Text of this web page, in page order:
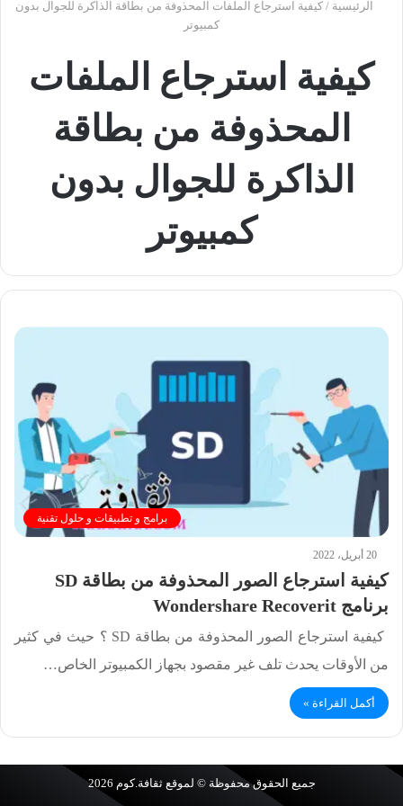
الرئيسية / كيفية استرجاع الملفات المحذوفة من بطاقة الذاكرة للجوال بدون
كمبيوتر
كيفية استرجاع الملفات
المحذوفة من بطاقة
الذاكرة للجوال بدون
كمبيوتر
برامج و تطبيقات و حلول تقنية
20 أبريل، 2022
كيفية استرجاع الصور المحذوفة من بطاقة SD
برنامج Wondershare Recoverit
كيفية استرجاع الصور المحذوفة من بطاقة SD ؟ حيث في كثير
من الأوقات يحدث تلف غير مقصود بجهاز الكمبيوتر الخاص…
أكمل القراءة »
جميع الحقوق محفوظة © لموقعثقافة.كوم